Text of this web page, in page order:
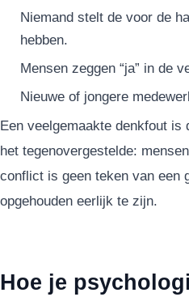
Niemand stelt de voor de
hebben.
Mensen zeggen “ja” in de
Nieuwe of jongere
Een veelgemaakte denkfout
het tegenovergestelde:
conflict is geen teken van een
opgehouden eerlijk te zijn.
Hoe je